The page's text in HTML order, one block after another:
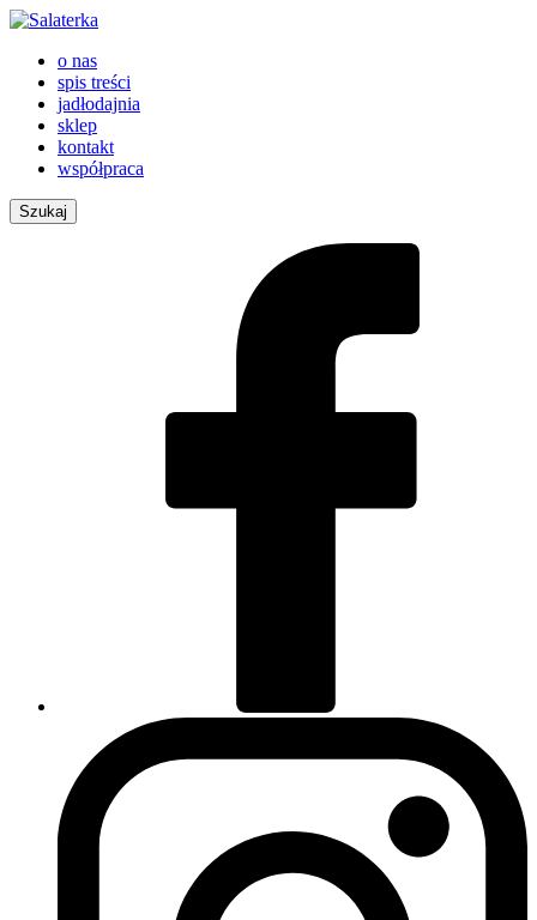
o nas
spis treści
jadłodajnia
sklep
kontakt
współpraca
Szukaj